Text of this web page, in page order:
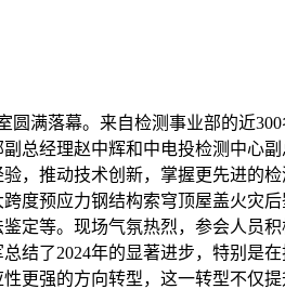
圆满落幕。来自检测事业部的近
总经理赵中辉和中电投检测中心
，推动技术创新，掌握更先进的
度预应力钢结构索穹顶屋盖火灾
定等。现场气氛热烈，参会人员
结了2024年的显著进步，特别是
更强的方向转型，这一转型不仅